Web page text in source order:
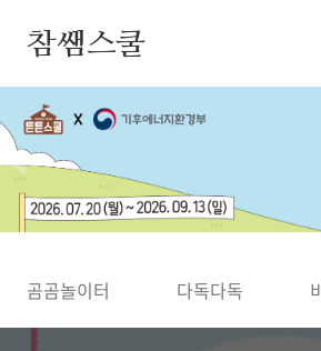
참쌤스쿨
◀
곰곰놀이터 다독다독